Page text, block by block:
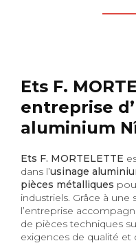
Ets F.
entreprise
aluminium
Ets F. MORTELETTE
dans l’usinage
pièces métalliques
industriels. Grâce à
l’entreprise
de pièces techniques
exigences de qualité et